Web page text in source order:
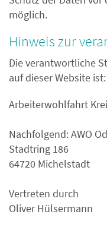
möglich.
Hinweis zur
Die verantwortliche
auf dieser Website ist:
Arbeiterwohlfahrt
Nachfolgend: AWO
Stadtring 186
64720 Michelstadt
Vertreten durch
Oliver Hülsermann